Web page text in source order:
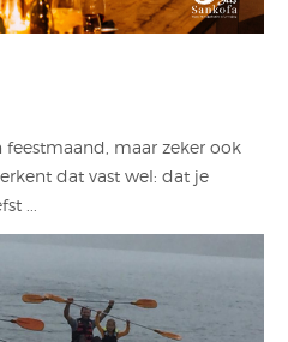
maar zeker ook
dat vast wel: dat je
...